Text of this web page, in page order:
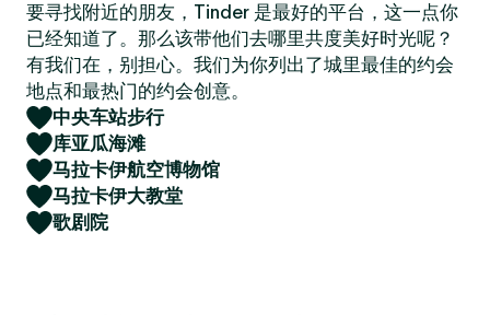
要寻找附近的朋友，Tinder 是最好的平台，这一点你
已经知道了。那么该带他们去哪里共度美好时光呢？
有我们在，别担心。我们为你列出了城里最佳的约会
地点和最热门的约会创意。
中央车站步行
库亚瓜海滩
马拉卡伊航空博物馆
马拉卡伊大教堂
歌剧院